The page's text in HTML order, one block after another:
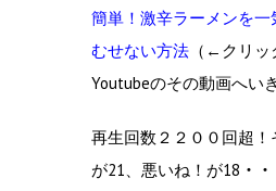
簡単！激辛ラーメンを一
むせない方法 （←クリッ
Youtubeのその動画へい
再生回数２２００回超！
が21、悪いね！が18 ・